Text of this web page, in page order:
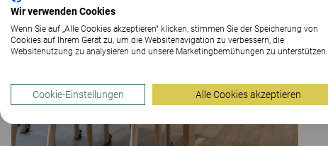
Wir verwenden Cookies
Wenn Sie auf „Alle Cookies akzeptieren“ klicken, stimmen Sie der Speicherung von
Cookies auf Ihrem Gerät zu, um die Websitenavigation zu verbessern, die
Websitenutzung zu analysieren und unsere Marketingbemühungen zu unterstützen.
Cookie-Einstellungen Alle Cookies akzeptieren